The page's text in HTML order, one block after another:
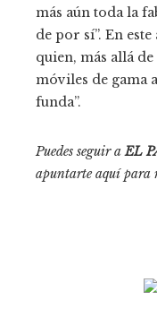
más aún toda la
de por sí”. En
quien, más allá
móviles de gama
funda”.
Puedes seguir aEL
apuntarte aquí para